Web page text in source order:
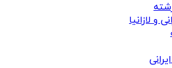
و لازانیا